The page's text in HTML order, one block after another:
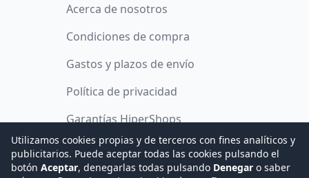
Acerca de nosotros
Condiciones de compra
Gastos y plazos de envío
Política de privacidad
Garantías HiperShops
Política de cookies
Utilizamos cookies propias y de terceros con fines analíticos y
publicitarios. Puede aceptar todas las cookies pulsando el
botón Aceptar, denegarlas todas pulsando Denegar o saber